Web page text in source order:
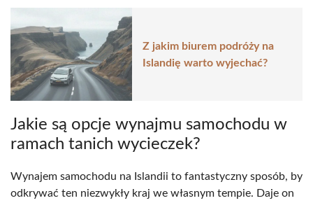
Z jakim biurem podróży na
Islandię warto wyjechać?
Jakie są opcje wynajmu samochodu w
ramach tanich wycieczek?
Wynajem samochodu na Islandii to fantastyczny sposób, by
odkrywać ten niezwykły kraj we własnym tempie. Daje on